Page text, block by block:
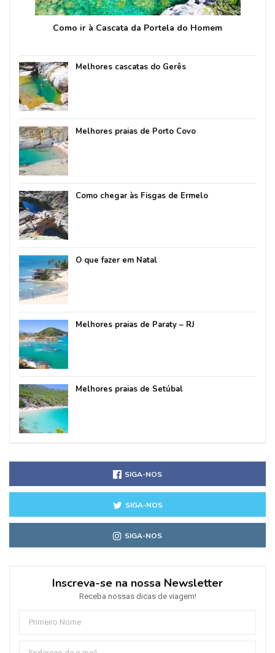
Como ir à Cascata da Portela do Homem
Melhores cascatas do Gerês
Melhores praias de Porto Covo
Como chegar às Fisgas de Ermelo
O que fazer em Natal
Melhores praias de Paraty – RJ
Melhores praias de Setúbal
SIGA-NOS
SIGA-NOS
SIGA-NOS
Inscreva-se na nossa Newsletter
Receba nossas dicas de viagem!